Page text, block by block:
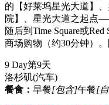
的【好莱坞星光大道】
院】、星光大道之起点
随后到Time Square或
商场购物（约30分钟）
9 Day第9天
洛杉矶(汽车)
餐食： 早餐[包含]午餐[